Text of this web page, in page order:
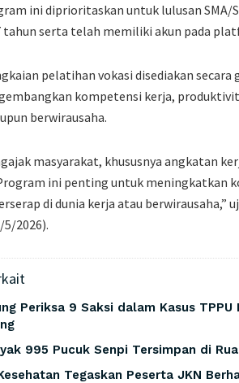
ini diprioritaskan untuk lulusan SMA/
serta telah memiliki akun pada
pelatihan vokasi disediakan
kompetensi kerja,
berwirausaha.
masyarakat, khususnya angkatan
ini penting untuk meningkatkan
di dunia kerja atau berwirausaha,”
2026).
Periksa 9 Saksi dalam Kasus
995 Pucuk Senpi Tersimpan di
Tegaskan Peserta JKN